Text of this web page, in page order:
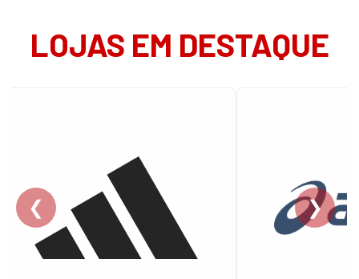
LOJAS EM DESTAQUE
❮ ❯